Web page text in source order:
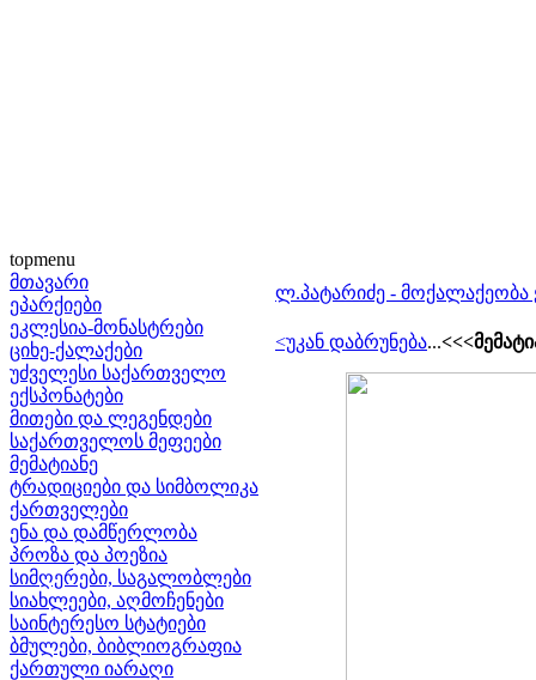
topmenu
მთავარი
ეპარქიები
ეკლესია-მონასტრები
ციხე-ქალაქები
უძველესი საქართველო
ექსპონატები
მითები და ლეგენდები
საქართველოს მეფეები
მემატიანე
ტრადიციები და სიმბოლიკა
ქართველები
ენა და დამწერლობა
პროზა და პოეზია
სიმღერები, საგალობლები
სიახლეები, აღმოჩენები
საინტერესო სტატიები
ბმულები, ბიბლიოგრაფია
ქართული იარაღი
ლ.პატარიძე - მოქალაქეობა
<უკან დაბრუნება...